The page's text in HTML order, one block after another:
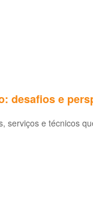
desafios e
serviços e técnicos